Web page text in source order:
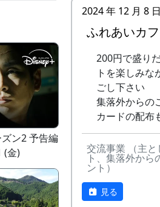
ズン2 予告編
(金)
里山の自然と
田オーナー制度
ある都会の若者
元の人に管理し
１年を過ごす姿
た。
5
棚⽥のイ
6
ふるさと
⾥へ
7
棚⽥の⾵
8
この町で
9
⻩⾦の海
10
帰ってき
2024 年 12 月 8 日
ふれあいカ
200円で盛り
トを楽しみ
ごし下さい
集落外からの
カードの配布
交流事業 （主
ト、集落外から
ント）
見る